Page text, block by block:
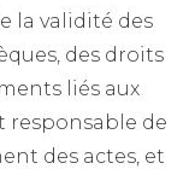
la validité des
des droits
liés aux
responsable de
des actes, et